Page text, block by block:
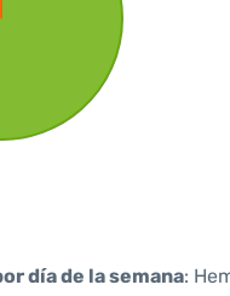
día de la semana: